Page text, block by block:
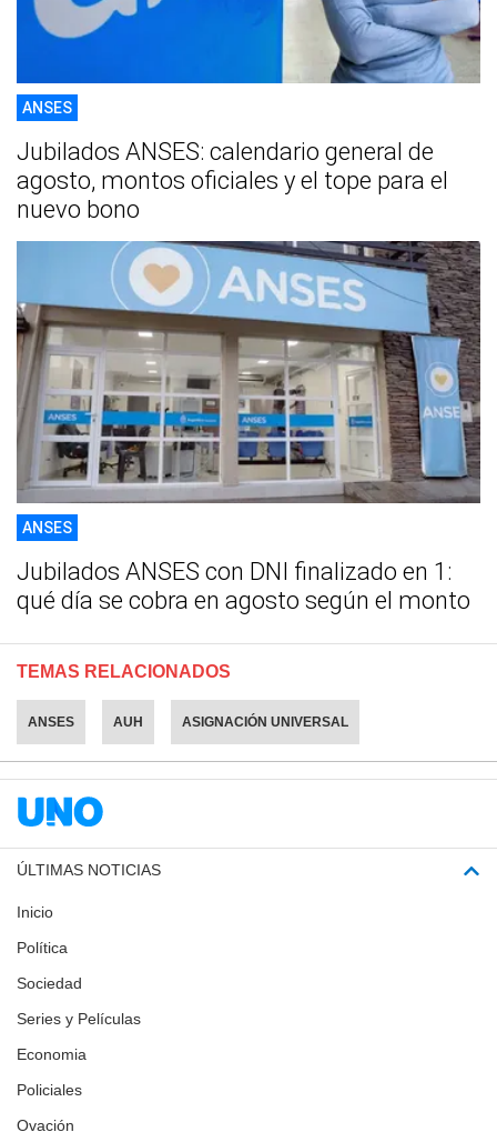
ANSES
Jubilados ANSES: calendario general de
agosto, montos oficiales y el tope para el
nuevo bono
ANSES
Jubilados ANSES con DNI finalizado en 1:
qué día se cobra en agosto según el monto
TEMAS RELACIONADOS
ANSES AUH ASIGNACIÓN UNIVERSAL
ÚLTIMAS NOTICIAS
Inicio
Política
Sociedad
Series y Películas
Economia
Policiales
Ovación